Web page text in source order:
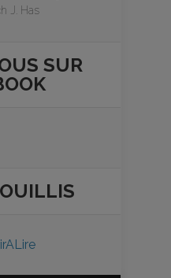
J. Has
SUR